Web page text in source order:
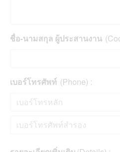
ชื่อ-นามสกุล ผู้ประสานงาน
เบอร์โทรศัพท์ (Phone) :